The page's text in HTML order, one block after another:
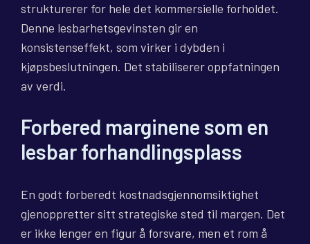
strukturerer for hele det kommersielle forholdet.
Denne lesbarhetsgevinsten gir en
konsistenseffekt, som virker i dybden i
kjøpsbeslutningen. Det stabiliserer oppfatningen
av verdi.
Forbered marginene som en
lesbar forhandlingsplass
En godt forberedt kostnadsgjennomsiktighet
gjenoppretter sitt strategiske sted til margen. Det
er ikke lenger en figur å forsvare, men et rom å